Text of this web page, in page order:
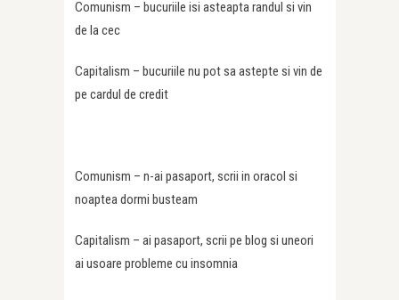
Comunism – bucuriile isi asteapta randul si vin
de la cec
Capitalism – bucuriile nu pot sa astepte si vin de
pe cardul de credit
Comunism – n-ai pasaport, scrii in oracol si
noaptea dormi busteam
Capitalism – ai pasaport, scrii pe blog si uneori
ai usoare probleme cu insomnia